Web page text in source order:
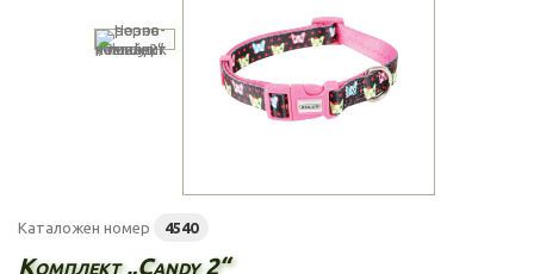
Каталожен номер 4540
Комплект „Candy 2“